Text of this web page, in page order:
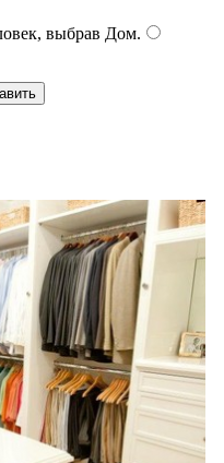
выбрав Дом.